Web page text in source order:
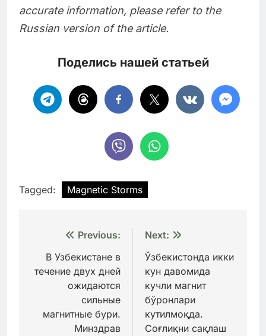
accurate information, please refer to the
Russian version of the article.
Поделись нашей статьей
Tagged: Magnetic Storms
Навигация
по
записям
Previous:
В Узбекистане в
течение двух дней
ожидаются
сильные
магнитные бури.
Минздрав
Next:
Ўзбекистонда икки
кун давомида
кучли магнит
бўронлари
кутилмоқда.
Соғлиқни сақлаш